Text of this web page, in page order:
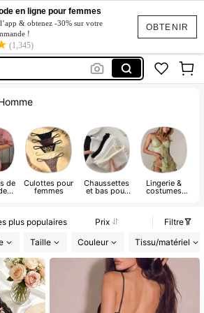
OBTENIR
en ligne pour femmes
& obtenez -30% sur votre
!
(1,345)
Hot
Femme
de Culottes pour
femmes
Chaussettes
et bas pour
femmes
Lingerie &
costumes
plus populaires Prix
Filtre
Taille Couleur Tissu/matériel